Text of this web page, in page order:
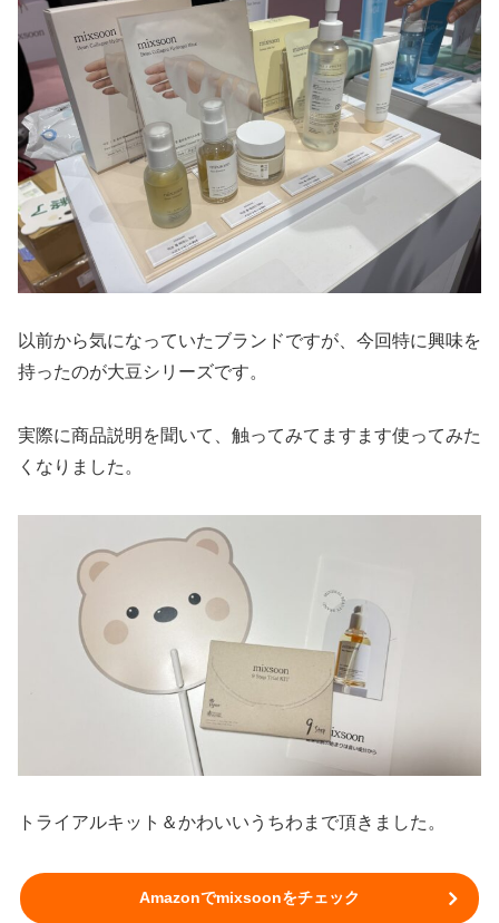
以前から気になっていたブランドですが、今回特に興味を
持ったのが大豆シリーズです。
実際に商品説明を聞いて、触ってみてますます使ってみた
くなりました。
トライアルキット＆かわいいうちわまで頂きました。
Amazonでmixsoonをチェック